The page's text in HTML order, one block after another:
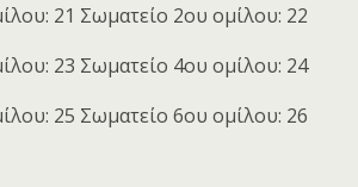
21 Σωματείο 2ου ομίλου: 22
23 Σωματείο 4ου ομίλου: 24
25 Σωματείο 6ου ομίλου: 26